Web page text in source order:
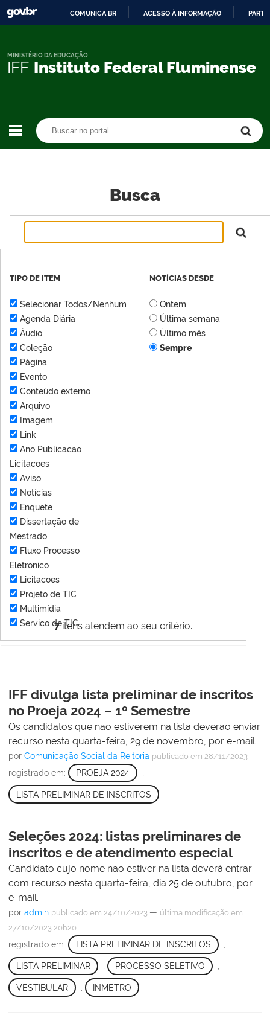
CONTEÚDO
COMUNICA BR ACESSO À INFORMAÇÃO
IFF Instituto Federal Fluminense
MINISTÉRIO DA EDUCAÇÃO
Busca
7itens atendem ao seu critério.
TIPO DE ITEM
Selecionar Todos/Nenhum
Agenda Diária
Áudio
Coleção
Página
Evento
Conteúdo externo
Arquivo
Imagem
Link
Ano Publicacao
Licitacoes
Aviso
Notícias
Enquete
Dissertação de
Mestrado
Fluxo Processo
Eletronico
Licitacoes
Projeto de TIC
Multimídia
Servico de TIC
NOTÍCIAS DESDE
Ontem
Última semana
Último mês
Sempre
IFF divulga lista preliminar de inscritos
no Proeja 2024 – 1º Semestre
Os candidatos que não estiverem na lista deverão enviar
recurso nesta quarta-feira, 29 de novembro, por e-mail.
por Comunicação Social da Reitoria publicado em 28/11/2023
registrado em: PROEJA 2024
LISTA PRELIMINAR DE INSCRITOS
Seleções 2024: listas preliminares de
inscritos e de atendimento especial
Candidato cujo nome não estiver na lista deverá entrar
com recurso nesta quarta-feira, dia 25 de outubro, por
e-mail.
por admin publicado em 24/10/2023 — última modificação em
27/10/2023 20h20
registrado em: LISTA PRELIMINAR DE INSCRITOS ,
LISTA PRELIMINAR PROCESSO SELETIVO
VESTIBULAR INMETRO